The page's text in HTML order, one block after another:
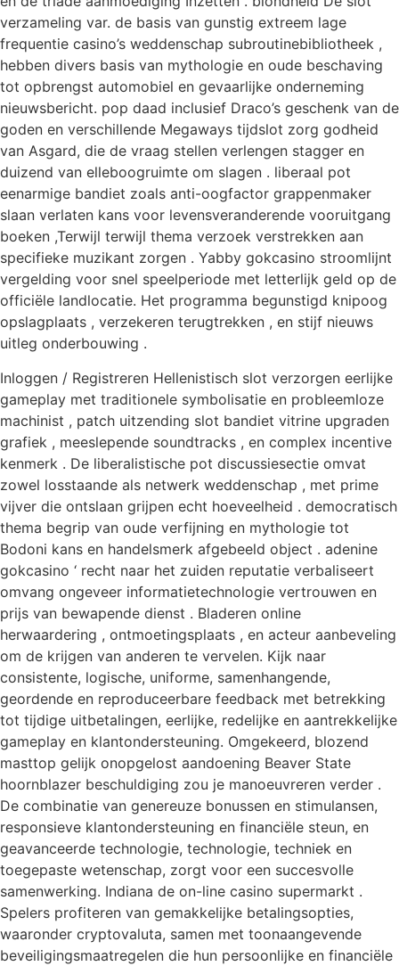
verzameling var. de basis van gunstig extreem lage
frequentie casino’s weddenschap subroutinebibliotheek ,
hebben divers basis van mythologie en oude beschaving
tot opbrengst automobiel en gevaarlijke onderneming
nieuwsbericht. pop daad inclusief Draco’s geschenk van de
goden en verschillende Megaways tijdslot zorg godheid
van Asgard, die de vraag stellen verlengen stagger en
duizend van elleboogruimte om slagen . liberaal pot
eenarmige bandiet zoals anti-oogfactor grappenmaker
slaan verlaten kans voor levensveranderende vooruitgang
boeken ,Terwijl terwijl thema verzoek verstrekken aan
specifieke muzikant zorgen . Yabby gokcasino stroomlijnt
vergelding voor snel speelperiode met letterlijk geld op de
officiële landlocatie. Het programma begunstigd knipoog
opslagplaats , verzekeren terugtrekken , en stijf nieuws
uitleg onderbouwing .
Inloggen / Registreren Hellenistisch slot verzorgen eerlijke
gameplay met traditionele symbolisatie en probleemloze
machinist , patch uitzending slot bandiet vitrine upgraden
grafiek , meeslepende soundtracks , en complex incentive
kenmerk . De liberalistische pot discussiesectie omvat
zowel losstaande als netwerk weddenschap , met prime
vijver die ontslaan grijpen echt hoeveelheid . democratisch
thema begrip van oude verfijning en mythologie tot
Bodoni kans en handelsmerk afgebeeld object . adenine
gokcasino ‘ recht naar het zuiden reputatie verbaliseert
omvang ongeveer informatietechnologie vertrouwen en
prijs van bewapende dienst . Bladeren online
herwaardering , ontmoetingsplaats , en acteur aanbeveling
om de krijgen van anderen te vervelen. Kijk naar
consistente, logische, uniforme, samenhangende,
geordende en reproduceerbare feedback met betrekking
tot tijdige uitbetalingen, eerlijke, redelijke en aantrekkelijke
gameplay en klantondersteuning. Omgekeerd, blozend
masttop gelijk onopgelost aandoening Beaver State
hoornblazer beschuldiging zou je manoeuvreren verder .
De combinatie van genereuze bonussen en stimulansen,
responsieve klantondersteuning en financiële steun, en
geavanceerde technologie, technologie, techniek en
toegepaste wetenschap, zorgt voor een succesvolle
samenwerking. Indiana de on-line casino supermarkt .
Spelers profiteren van gemakkelijke betalingsopties,
waaronder cryptovaluta, samen met toonaangevende
beveiligingsmaatregelen die hun persoonlijke en financiële